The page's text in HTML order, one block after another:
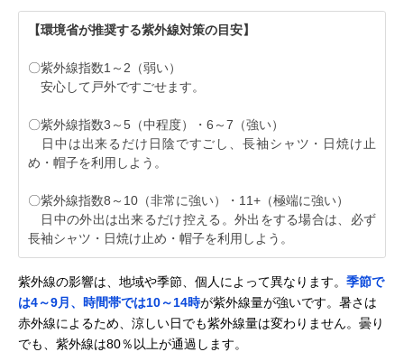
【環境省が推奨する紫外線対策の目安】
〇紫外線指数1～2（弱い）
安心して戸外ですごせます。
〇紫外線指数3～5（中程度）・6～7（強い）
日中は出来るだけ日陰ですごし、長袖シャツ・日焼け止
め・帽子を利用しよう。
〇紫外線指数8～10（非常に強い）・11+（極端に強い）
日中の外出は出来るだけ控える。外出をする場合は、必ず
長袖シャツ・日焼け止め・帽子を利用しよう。
紫外線の影響は、地域や季節、個人によって異なります。 季節で
は4～9月、時間帯では10～14時が紫外線量が強いです。暑さは
赤外線によるため、涼しい日でも紫外線量は変わりません。曇り
でも、紫外線は80％以上が通過します。